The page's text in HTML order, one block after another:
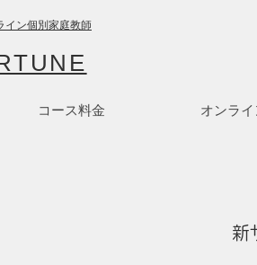
イン個別家庭教師
コース料金 オンラ
新